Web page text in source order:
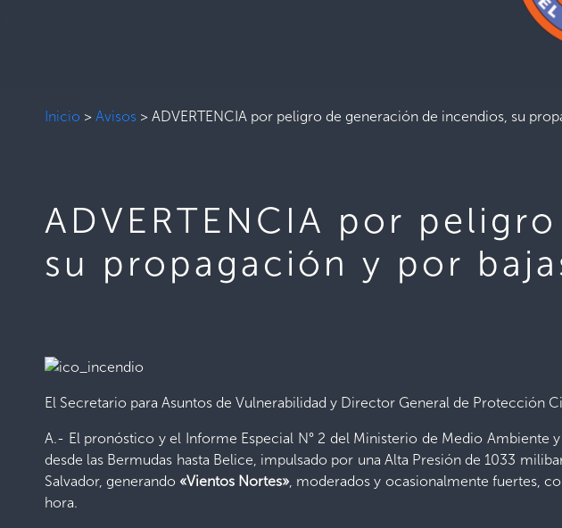
Inicio > Avisos > ADVERTENCIA por peligro de generación de incendios, su
ADVERTENCIA por
su propagación y por
El Secretario para Asuntos de Vulnerabilidad y Director General de Protección
A.- El pronóstico y el Informe Especial N° 2 del Ministerio de Medio Ambiente
desde las Bermudas hasta Belice, impulsado por una Alta Presión de 1033
Salvador, generando «Vientos Nortes», moderados y ocasionalmente fuertes,
hora.